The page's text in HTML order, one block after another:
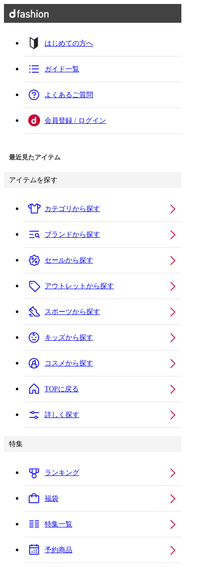
はじめての方へ
ガイド一覧
よくあるご質問
会員登録 / ログイン
最近見たアイテム
アイテムを探す
カテゴリから探す
ブランドから探す
セールから探す
アウトレットから探す
スポーツから探す
キッズから探す
コスメから探す
TOPに戻る
詳しく探す
特集
ランキング
福袋
特集一覧
予約商品